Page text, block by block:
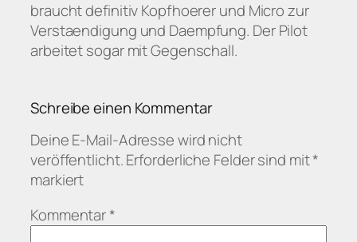
braucht definitiv Kopfhoerer und Micro zur
Verstaendigung und Daempfung. Der Pilot
arbeitet sogar mit Gegenschall.
Schreibe einen Kommentar
Deine E-Mail-Adresse wird nicht
veröffentlicht.Erforderliche Felder sind mit*
markiert
Kommentar*